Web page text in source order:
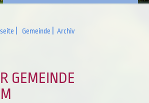
Gemeinde Archiv
GEMEINDE